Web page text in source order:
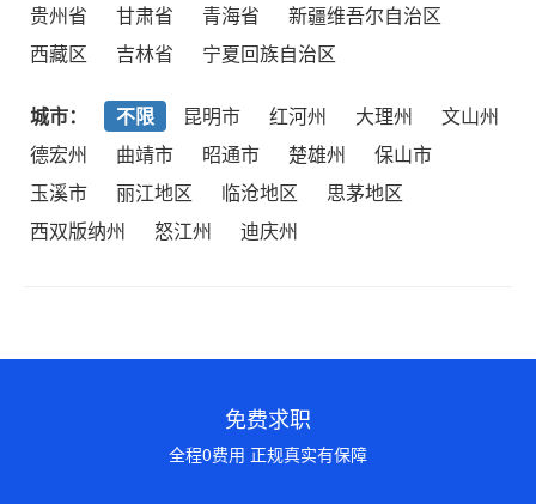
贵州省
甘肃省 青海省
新疆维吾尔自治区
西藏区
吉林省 宁夏回族自治区
城市： 不限 昆明市 红河州 大理州
文山州
德宏州
曲靖市 昭通市 楚雄州
保山市
玉溪市
丽江地区 临沧地区
思茅地区
西双版纳州
怒江州 迪庆州
免费求职
全程0费用 正规真实有保障